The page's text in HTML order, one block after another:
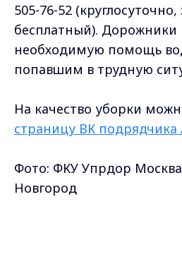
505-76-52
бесплатный). Дорожники
необходимую помощь
попавшим в трудную
На качество уборки
страницу ВК подрядчика
Фото: ФКУ Упрдор
Новгород